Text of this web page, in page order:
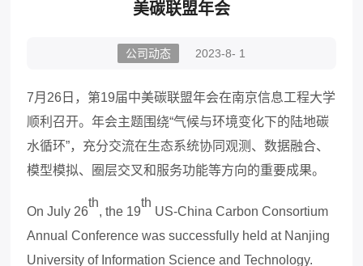
美碳联盟年会
公司动态 2023-8- 1
7月 26 日，第19届中美碳联盟年会在南京信息工程大学
顺利召开。年会主题围绕“气候与环境变化下的陆地碳
水循环”， 充分交流在生态系统协同观测、数据融合、
模型模拟、圈层交叉和服务功能等方向的重要成果。
On July 26
th
, the 19
th
US-China Carbon Consortium
Annual Conference was successfully held at Nanjing
University of Information Science and Technology.